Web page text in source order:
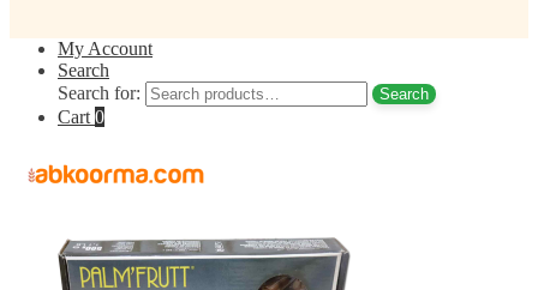
My Account
Search
Search for:
Search
Cart 0